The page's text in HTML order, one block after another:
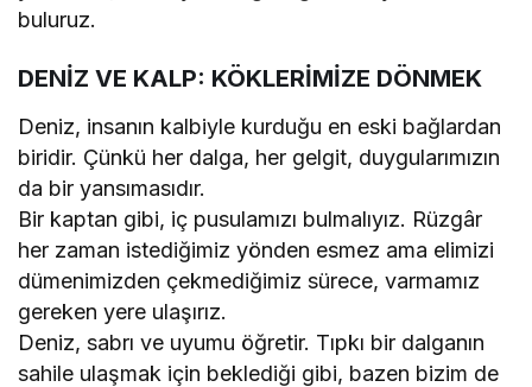
buluruz.
DENİZ VE KALP: KÖKLERİMİZE DÖNMEK
Deniz, insanın kalbiyle kurduğu en eski bağlardan
biridir. Çünkü her dalga, her gelgit, duygularımızın
da bir yansımasıdır.
Bir kaptan gibi, iç pusulamızı bulmalıyız. Rüzgâr
her zaman istediğimiz yönden esmez ama elimizi
dümenimizden çekmediğimiz sürece, varmamız
gereken yere ulaşırız.
Deniz, sabrı ve uyumu öğretir. Tıpkı bir dalganın
sahile ulaşmak için beklediği gibi, bazen bizim de